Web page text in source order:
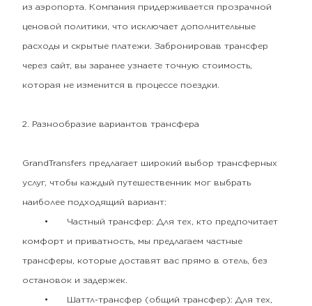
из аэропорта. Компания придерживается прозрачной
ценовой политики, что исключает дополнительные
расходы и скрытые платежи. Забронировав трансфер
через сайт, вы заранее узнаете точную стоимость,
которая не изменится в процессе поездки.
2. Разнообразие вариантов трансфера
GrandTransfers предлагает широкий выбор трансферных
услуг, чтобы каждый путешественник мог выбрать
наиболее подходящий вариант:
•
Частный трансфер: Для тех, кто предпочитает
комфорт и приватность, мы предлагаем частные
трансферы, которые доставят вас прямо в отель, без
остановок и задержек.
•
Шаттл-трансфер (общий трансфер): Для тех,